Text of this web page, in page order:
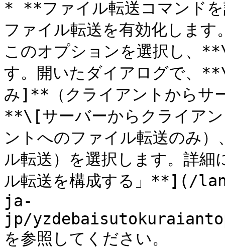
* **ファイル転送コマンド
ファイル転送を有効化しま
このオプションを選択し
す。開いたダイアログで、
み]**（クライアントからサ
**\[サーバーからクライア
ントへのファイル転送のみ
ル転送）を選択します。詳
ル転送を構成する」**](/
ja-
jp/
を参照してください。